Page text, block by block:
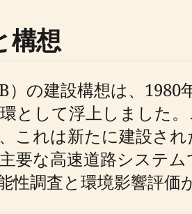
構想
）の建設構想は、
として浮上しました
これは新たに建設さ
要な高速道路システ
性調査と環境影響評価